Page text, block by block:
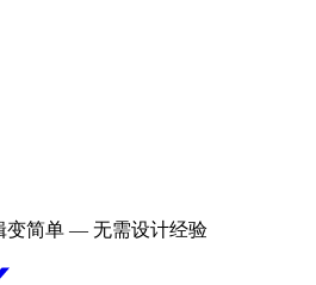
变简单 — 无需设计经验